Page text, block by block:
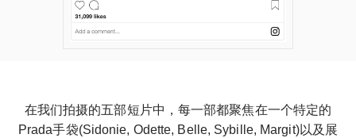
在我们拍摄的五部短片中，每一部都聚焦在一个特定的
Prada手袋(Sidonie, Odette, Belle, Sybille, Margit)以及展